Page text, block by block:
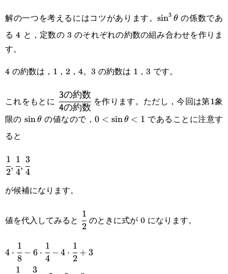
解の一つを考えるにはコツがあります。\sin^3\theta
sin3 θの係数であ
る 4 と，定数の 3 のそれぞれの約数の組み合わせを作りま
す。
4 の約数は，1，2，4。3 の約数は 1，3 です。
これをもとに \cfrac{\textsf{3
の約数}}
4の約数
3の約数を作ります。ただし，今回は第1象
限の\sin\theta
sinθの値なので， 0<\sin\theta<1
0 < sinθ < 1 であることに注意す
ると
\cfrac{1}
{2},\cfrac{1}
{4},\cfrac{3}
2
1
,
4
1
,
4
3
が候補になります。
値を代入してみると \cfrac{1}
{2}
2
1
のときに式が 0 になります。
4\cdot\cfrac{1}
{8}-6\cdot\cfrac{1}
4 ⋅
8
1
− 6 ⋅
4
1
− 4 ⋅
2
1
+ 3
=\cfrac{1}
1 3